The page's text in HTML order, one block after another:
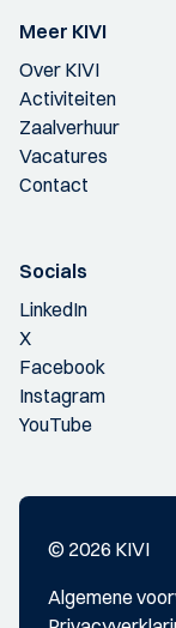
Meer KIVI
Over KIVI
Activiteiten
Zaalverhuur
Vacatures
Contact
Socials
LinkedIn
X
Facebook
Instagram
YouTube
© 2026 KIVI
Algemene